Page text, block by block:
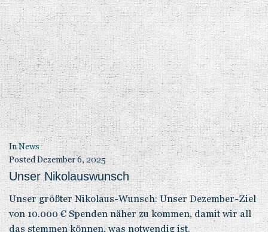
InNews
Posted November 28, 2025
Dringender Spendenaufruf für sechs Hunde
Wir haben zwei Golden Retriever und vier
Mischlingshunde aus einem Public Shelter in der
Türkei übernommen. Als unsere istanbuler
Tierschützerin Özlem sie in Empfang nahmen, waren
alle sechs Hunde in einem schlimmen Zustand.